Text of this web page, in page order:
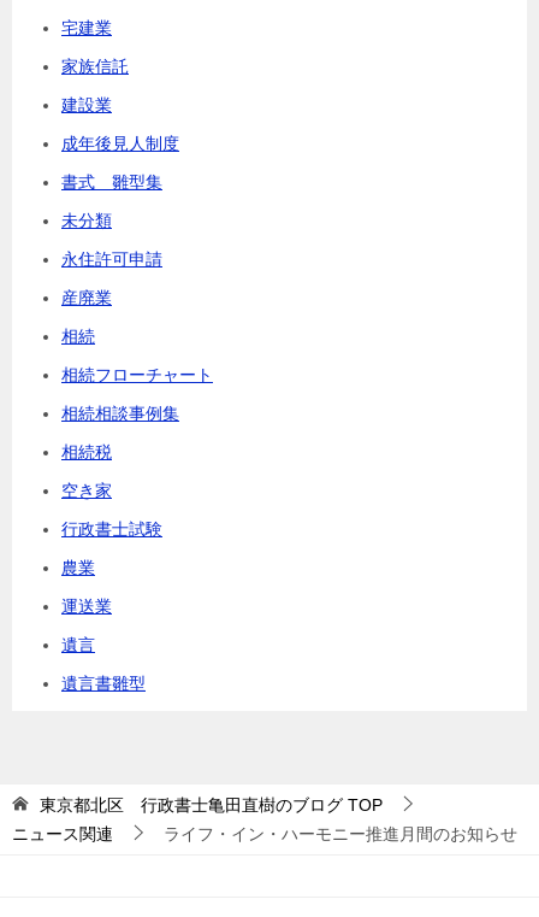
宅建業
家族信託
建設業
成年後見人制度
書式 雛型集
未分類
永住許可申請
産廃業
相続
相続フローチャート
相続相談事例集
相続税
空き家
行政書士試験
農業
運送業
遺言
遺言書雛型
東京都北区 行政書士亀田直樹のブログ TOP
ニュース関連
ライフ・イン・ハーモニー推進月間のお知らせ